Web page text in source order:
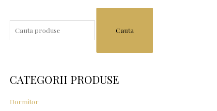
a
h
o
CATEGORII PRODUSE
Dormitor